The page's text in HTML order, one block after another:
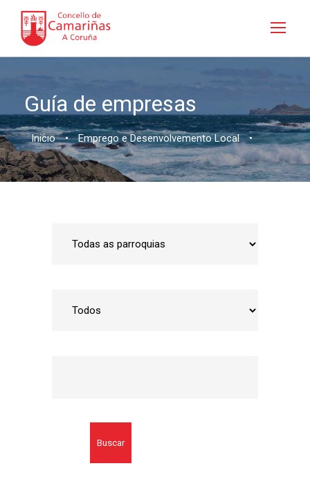
Guía de empresas
Inicio • Emprego e Desenvolvemento Local •
Buscar